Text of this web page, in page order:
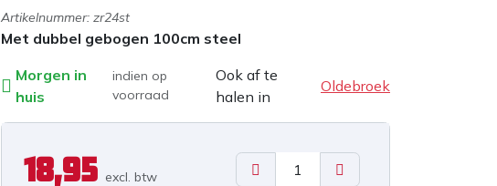
Artikelnummer: zr24st
Met dubbel gebogen 100cm steel
Morgen in
huis
indien op
voorraad
Ook af te
halen in
Oldebroek
18,95 excl. btw